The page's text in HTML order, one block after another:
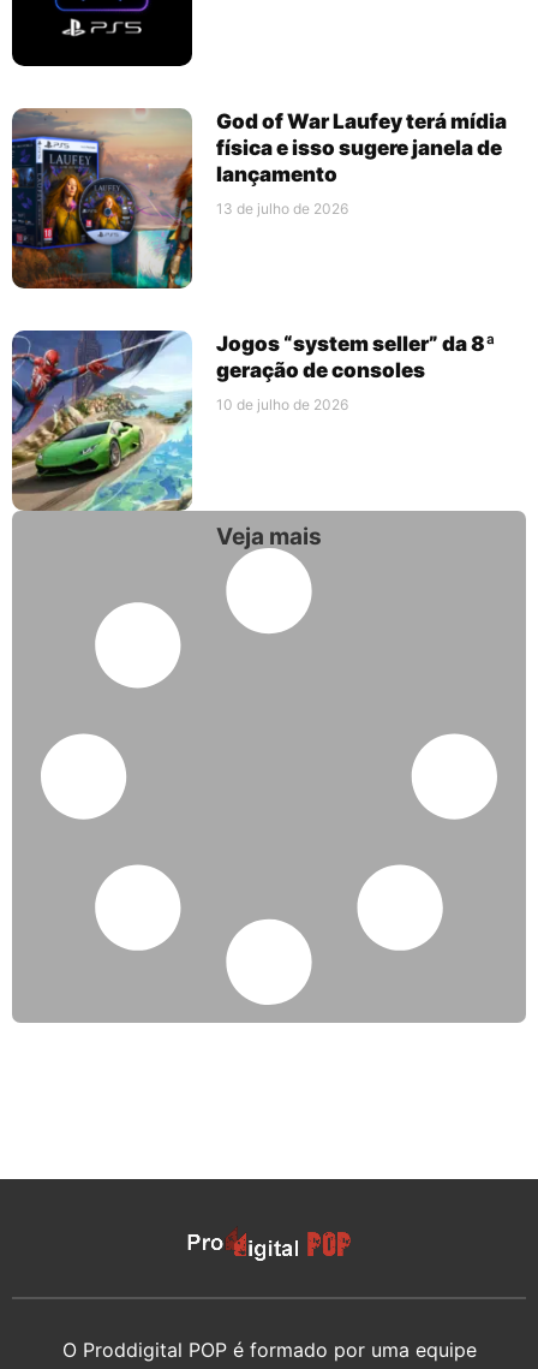
God of War Laufey terá mídia
física e isso sugere janela de
lançamento
13 de julho de 2026
Jogos “system seller” da 8ª
geração de consoles
10 de julho de 2026
Veja mais
O Proddigital POP é formado por uma equipe